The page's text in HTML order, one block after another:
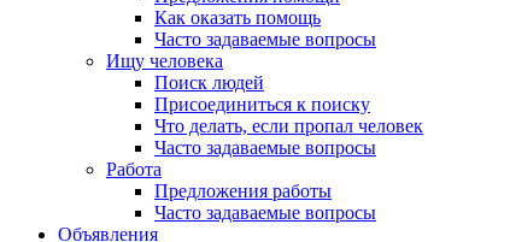
Как оказать помощь
Часто задаваемые вопросы
Ищу человека
Поиск людей
Присоединиться к поиску
Что делать, если пропал человек
Часто задаваемые вопросы
Работа
Предложения работы
Часто задаваемые вопросы
Объявления